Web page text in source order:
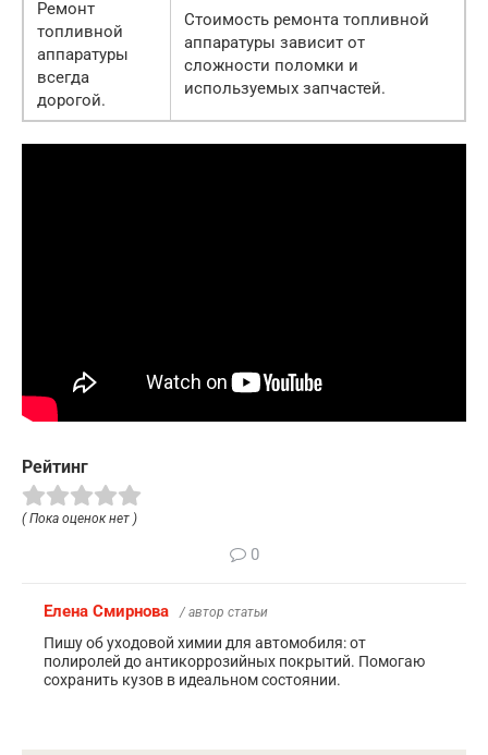
Ремонт
топливной
аппаратуры
всегда
дорогой.
Стоимость ремонта топливной
аппаратуры зависит от
сложности поломки и
используемых запчастей.
Рейтинг
( Пока оценок нет )
0
Елена Смирнова / автор статьи
Пишу об уходовой химии для автомобиля: от
полиролей до антикоррозийных покрытий. Помогаю
сохранить кузов в идеальном состоянии.